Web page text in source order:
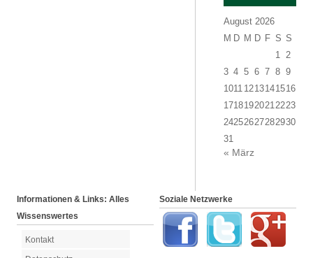
August 2026
M D M D F S S
1 2
3 4 5 6 7 8 9
1011 1213141516
17181920212223
24252627282930
31
« März
Informationen & Links: Alles
Wissenswertes
Kontakt
Soziale Netzwerke